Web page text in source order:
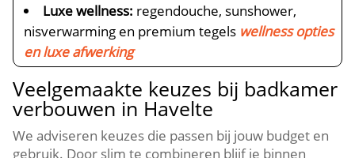
Luxe wellness: regendouche, sunshower,
nisverwarming en premium tegels wellness opties
en luxe afwerking
Veelgemaakte keuzes bij badkamer
verbouwen in Havelte
We adviseren keuzes die passen bij jouw budget en
gebruik. Door slim te combineren blijf je binnen